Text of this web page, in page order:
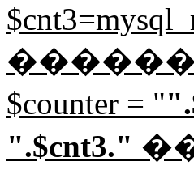
$counter = "
".$cnt3."